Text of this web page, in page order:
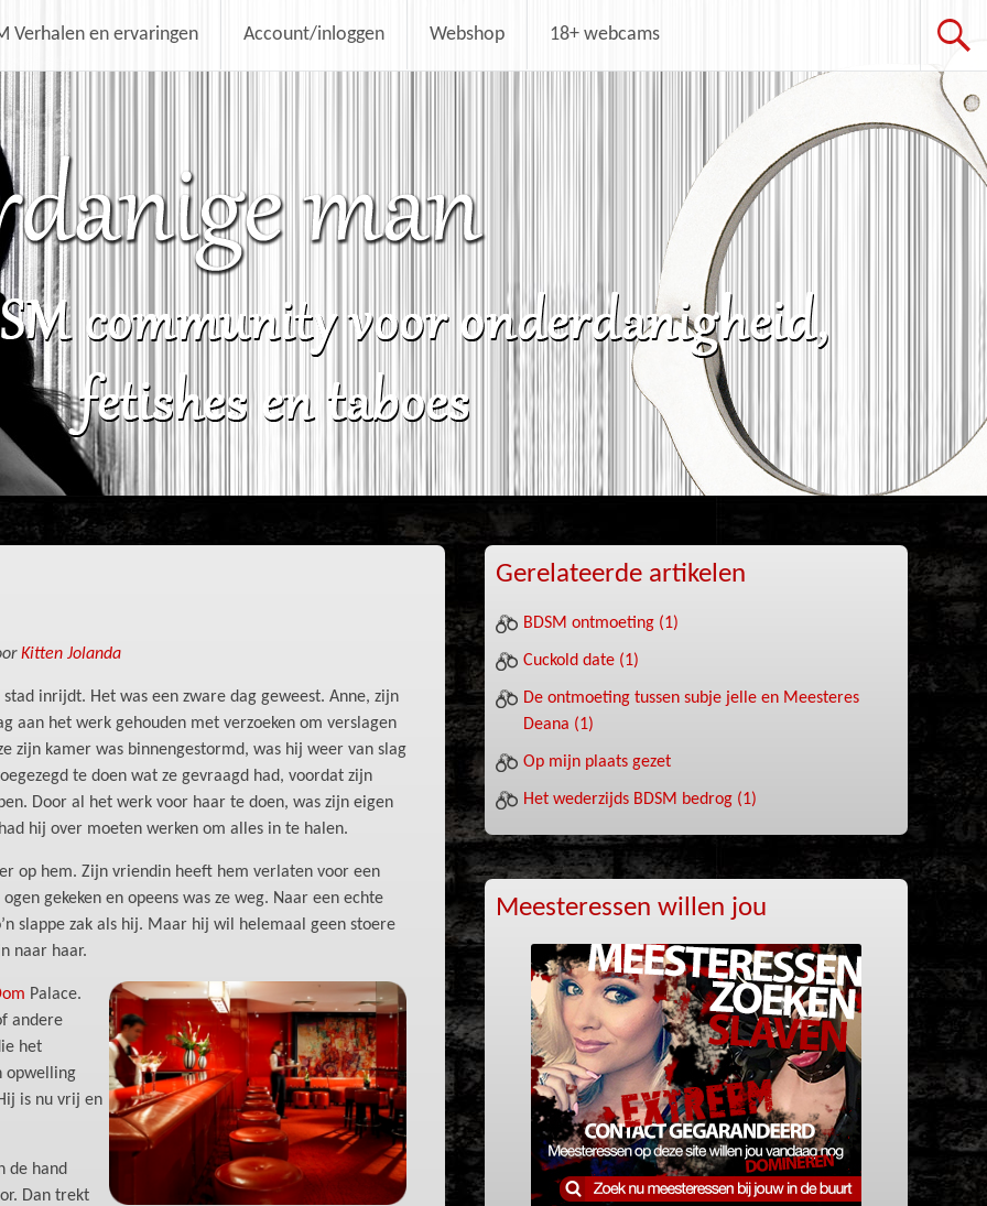
Verhalen en ervaringen Account/inloggen Webshop 18+ webcams
Kitten Jolanda
inrijdt. Het was een zware dag geweest. Anne, zijn
aan het werk gehouden met verzoeken om verslagen
zijn kamer was binnengestormd, was hij weer van slag
te doen wat ze gevraagd had, voordat zijn
Door al het werk voor haar te doen, was zijn eigen
hij over moeten werken om alles in te halen.
op hem. Zijn vriendin heeft hem verlaten voor een
gekeken en opeens was ze weg. Naar een echte
slappe zak als hij. Maar hij wil helemaal geen stoere
naar haar.
Palace.
andere
het
opwelling
is nu vrij en
de hand
Dan trekt
Gerelateerde artikelen
BDSM ontmoeting (1)
Cuckold date (1)
De ontmoeting tussen subje jelle en Meesteres
Deana (1)
Op mijn plaats gezet
Het wederzijds BDSM bedrog (1)
Meesteressen willen jou